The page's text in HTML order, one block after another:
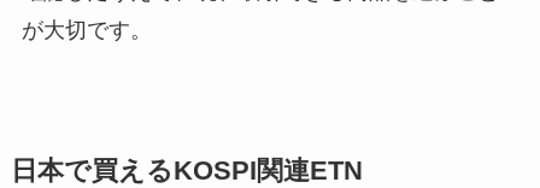
が大切です。
日本で買えるKOSPI関連ETN